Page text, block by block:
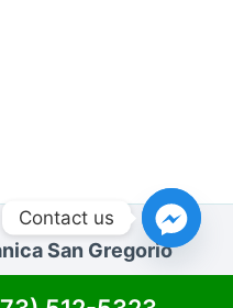
San Gregorio
Contact us